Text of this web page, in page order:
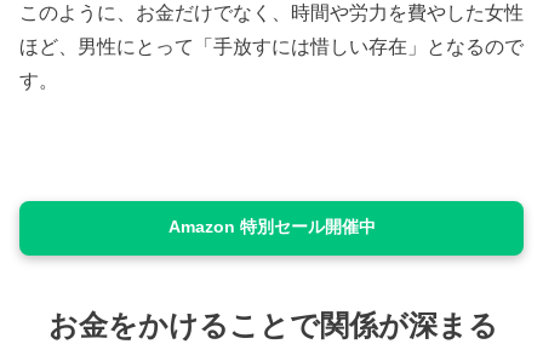
このように、お金だけでなく、時間や労力を費やした女性
ほど、男性にとって「手放すには惜しい存在」となるので
す。
Amazon 特別セール開催中
お金をかけることで関係が深まる